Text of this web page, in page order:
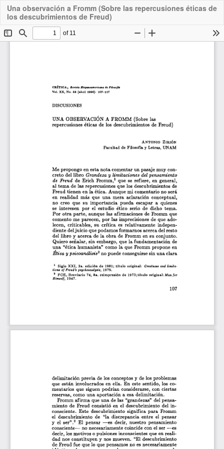
Una observación a Fromm (Sobre las repercusiones éticas de
los descubrimientos de Freud)